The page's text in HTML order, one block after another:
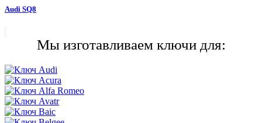
Audi SQ8
Мы изготавливаем ключи для: